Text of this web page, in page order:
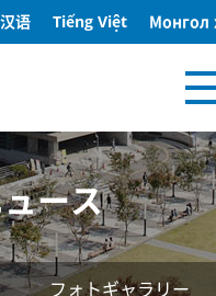
Монгол
Tiếng Việt
汉语
ース
フォトギャラリー